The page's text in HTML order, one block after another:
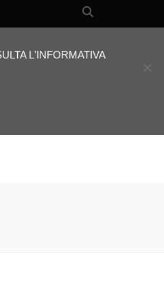
L'INFORMATIVA